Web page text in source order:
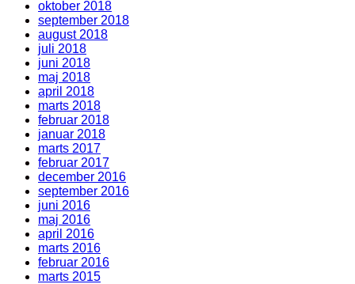
oktober 2018
september 2018
august 2018
juli 2018
juni 2018
maj 2018
april 2018
marts 2018
februar 2018
januar 2018
marts 2017
februar 2017
december 2016
september 2016
juni 2016
maj 2016
april 2016
marts 2016
februar 2016
marts 2015